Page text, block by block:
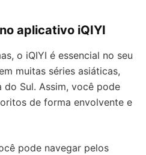
aplicativo iQIYI
o iQIYI é essencial no seu
muitas séries asiáticas,
do Sul. Assim, você pode
de forma envolvente e
pode navegar pelos